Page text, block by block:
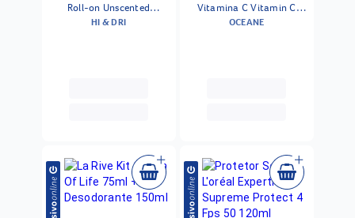
Roll-on Unscented
Antiperspirant 50ml
HI & DRI
Vitamina C Vitamin C
Cleanser 100ml
OCEANE